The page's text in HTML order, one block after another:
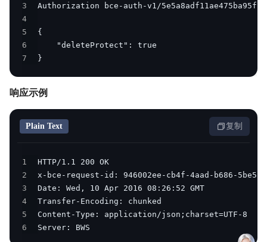
3
4
5
6
7
}
响应示例
Plain Text 复制
1
2
3
4
5
6
Server: BWS